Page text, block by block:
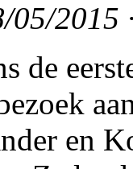
05/2015
de
en